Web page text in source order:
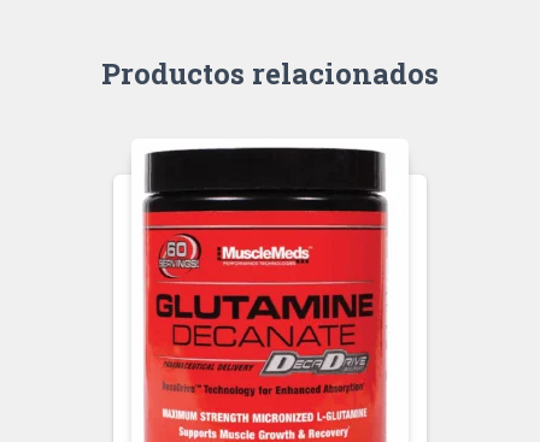
Productos relacionados